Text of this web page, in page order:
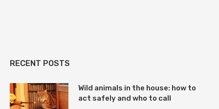
RECENT POSTS
Wild animals in the house: how to
act safely and who to call